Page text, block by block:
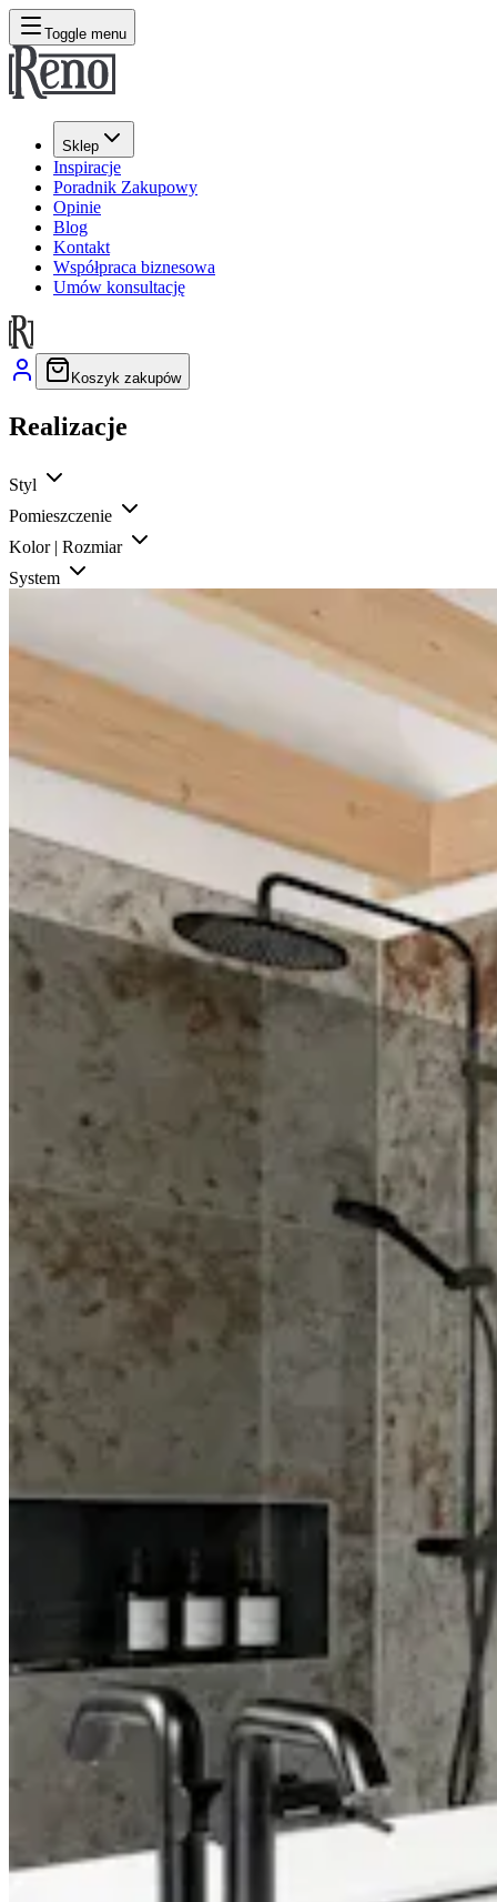
Toggle menu
Sklep
Inspiracje
Poradnik Zakupowy
Opinie
Blog
Kontakt
Współpraca biznesowa
Umów konsultację
Koszyk zakupów
Realizacje
Styl
Pomieszczenie
Kolor | Rozmiar
System